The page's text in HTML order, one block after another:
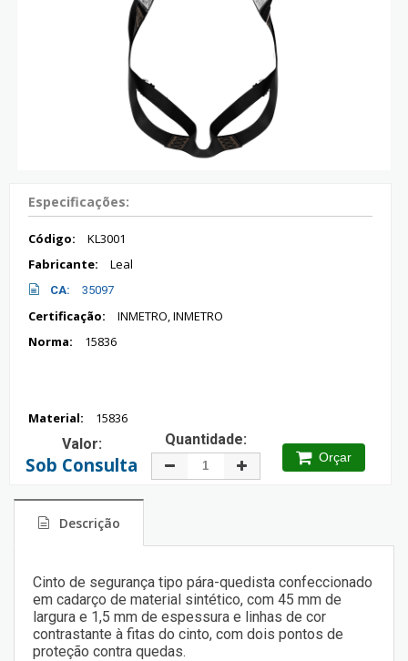
Especificações:
Código:
KL3001
Fabricante:
Leal
CA: 35097
Certificação:
INMETRO, INMETRO
Norma:
15836
Material: 15836
Valor:
Sob Consulta
Quantidade:
Orçar
Descrição
Cinto de segurança tipo pára-quedista confeccionado
em cadarço de material sintético, com 45 mm de
largura e 1,5 mm de espessura e linhas de cor
contrastante à fitas do cinto, com dois pontos de
proteção contra quedas.